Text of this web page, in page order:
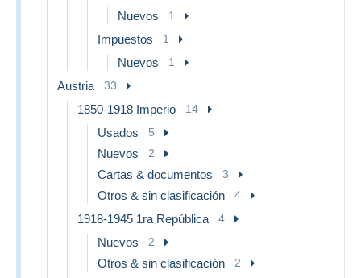
Nuevos 1
Impuestos 1
Nuevos 1
Austria 33
1850-1918 Imperio 14
Usados 5
Nuevos 2
Cartas & documentos 3
Otros & sin clasificación 4
1918-1945 1ra República 4
Nuevos 2
Otros & sin clasificación 2